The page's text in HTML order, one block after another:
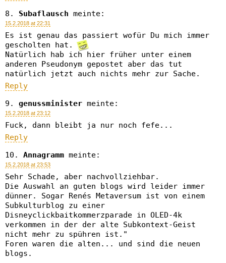
Subaflausch meinte:
15.2.2018 at 22:31
Es ist genau das passiert wofür Du mich immer
gescholten hat.
Natürlich hab ich hier früher unter einem
anderen Pseudonym gepostet aber das tut
natürlich jetzt auch nichts mehr zur Sache.
Reply
genussminister meinte:
15.2.2018 at 23:12
Fuck, dann bleibt ja nur noch fefe...
Reply
Annagramm meinte:
15.2.2018 at 23:53
Sehr Schade, aber nachvollziehbar.
Die Auswahl an guten blogs wird leider immer
dünner. Sogar Renés Metaversum ist von einem
Subkulturblog zu einer
Disneyclickbaitkommerzparade in OLED-4k
verkommen in der der alte Subkontext-Geist
nicht mehr zu spühren ist."
Foren waren die alten... und sind die neuen
blogs.